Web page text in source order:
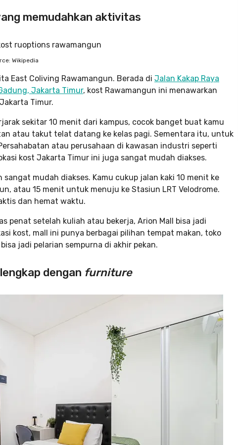
memudahkan aktivitas
Wikipedia
East Coliving Rawamangun. Berada di Jalan Kakap Raya
Jakarta Timur, kost Rawamangun ini menawarkan
Timur.
sekitar 10 menit dari kampus, cocok banget buat kamu
atau takut telat datang ke kelas pagi. Sementara itu, untuk
atau perusahaan di kawasan industri seperti
kost Jakarta Timur ini juga sangat mudah diakses.
mudah diakses. Kamu cukup jalan kaki 10 menit ke
atau 15 menit untuk menuju ke Stasiun LRT Velodrome.
dan hemat waktu.
penat setelah kuliah atau bekerja, Arion Mall bisa jadi
kost, mall ini punya berbagai pilihan tempat makan, toko
jadi pelarian sempurna di akhir pekan.
dengan furniture